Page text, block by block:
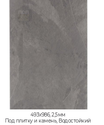
493x986, 2,5мм
Под плитку и камень, Водостойкий